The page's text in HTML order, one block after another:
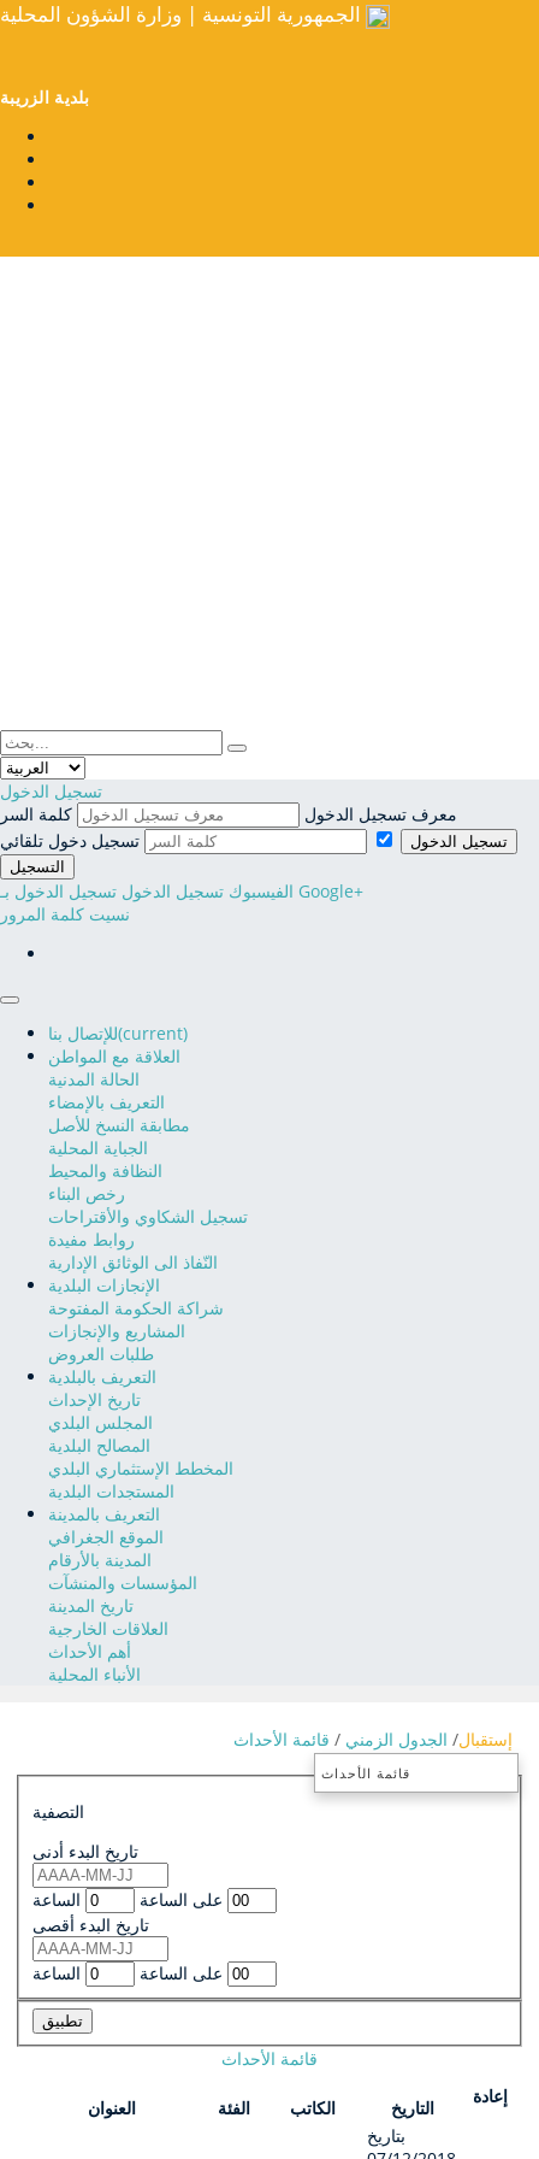
الجمهورية التونسية | وزارة الشؤون المحلية
بلدية الزريبة
فضاء الجمعيات
النفاذ إلى المعلومة
تسجيل الدخول
معرف تسجيل الدخول
كلمة السر
تسجيل دخول تلقائي
تسجيل الدخول
التسجيل
الفيسبوك تسجيل الدخول تسجيل الدخول بـ Google+
نسيت كلمة المرور
للإتصال بنا(current)
العلاقة مع المواطن
الحالة المدنية
التعريف بالإمضاء
مطابقة النسخ للأصل
الجباية المحلية
النظافة والمحيط
رخص البناء
تسجيل الشكاوي والأقتراحات
روابط مفيدة
النّفاذ الى الوثائق الإدارية
الإنجازات البلدية
شراكة الحكومة المفتوحة
المشاريع والإنجازات
طلبات العروض
التعريف بالبلدية
تاريخ الإحداث
المجلس البلدي
المصالح البلدية
المخطط الإستثماري البلدي
المستجدات البلدية
التعريف بالمدينة
الموقع الجغرافي
المدينة بالأرقام
المؤسسات والمنشآت
تاريخ المدينة
العلاقات الخارجية
أهم الأحداث
الأنباء المحلية
قائمة الأحداث
إستقبال الجدول الزمني قائمة الأحداث
التصفية
تاريخ البدء أدنى
على الساعة
تاريخ البدء أقصى
على الساعة
تطبيق
قائمة الأحداث
العنوان الفئة الكاتب التاريخ
إعادة
بتاريخ